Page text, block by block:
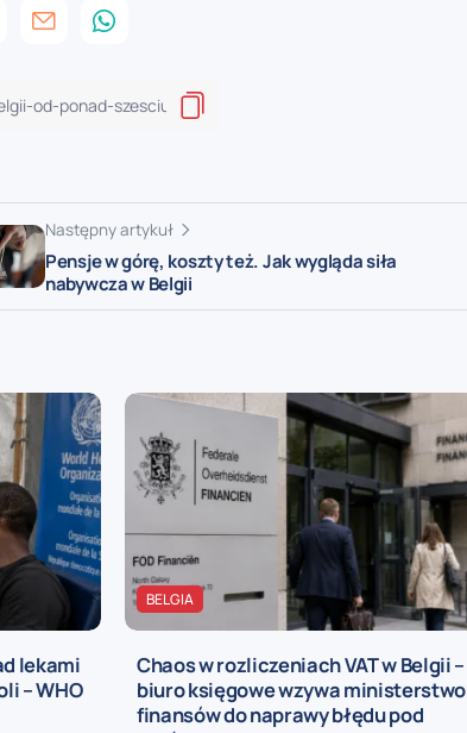
Następny artykuł
Pensje w górę, koszty też. Jak wygląda siła
nabywcza w Belgii
lekami
– WHO
BELGIA
Chaos w rozliczeniach VAT w Belgii –
biuro księgowe wzywa ministerstwo
finansów do naprawy błędu pod